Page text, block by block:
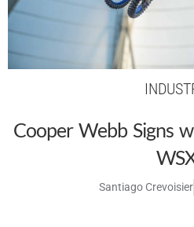
Cooper Webb Signs
Santiago Crevoisier